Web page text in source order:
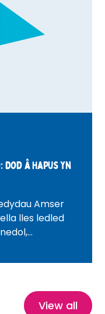
â Hapus yn
Amser
lles ledled
ysbrydoledig,
yn
View all